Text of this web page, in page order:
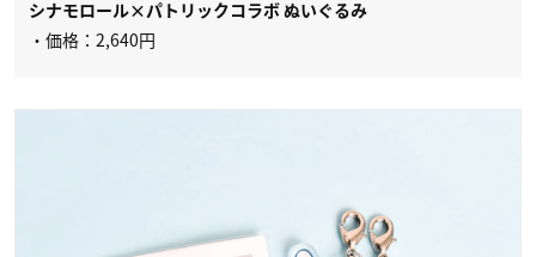
シナモロール×パトリックコラボ ぬいぐるみ
・価格：2,640円